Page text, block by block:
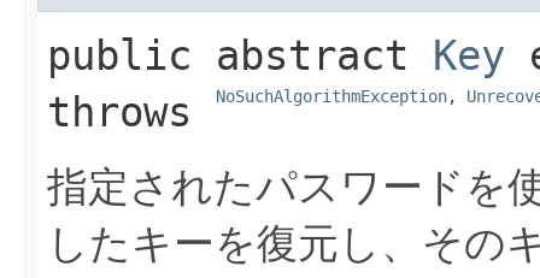
public abstract Key
throws
NoSuchAlgorithmException,
指定されたパスワードを
したキーを復元し、その